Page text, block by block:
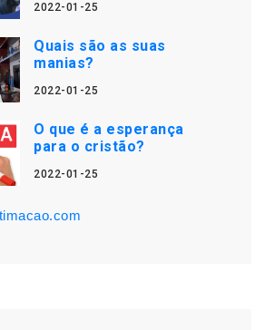
2022-01-25
Quais são as suas
manias?
2022-01-25
O que é a esperança
para o cristão?
2022-01-25